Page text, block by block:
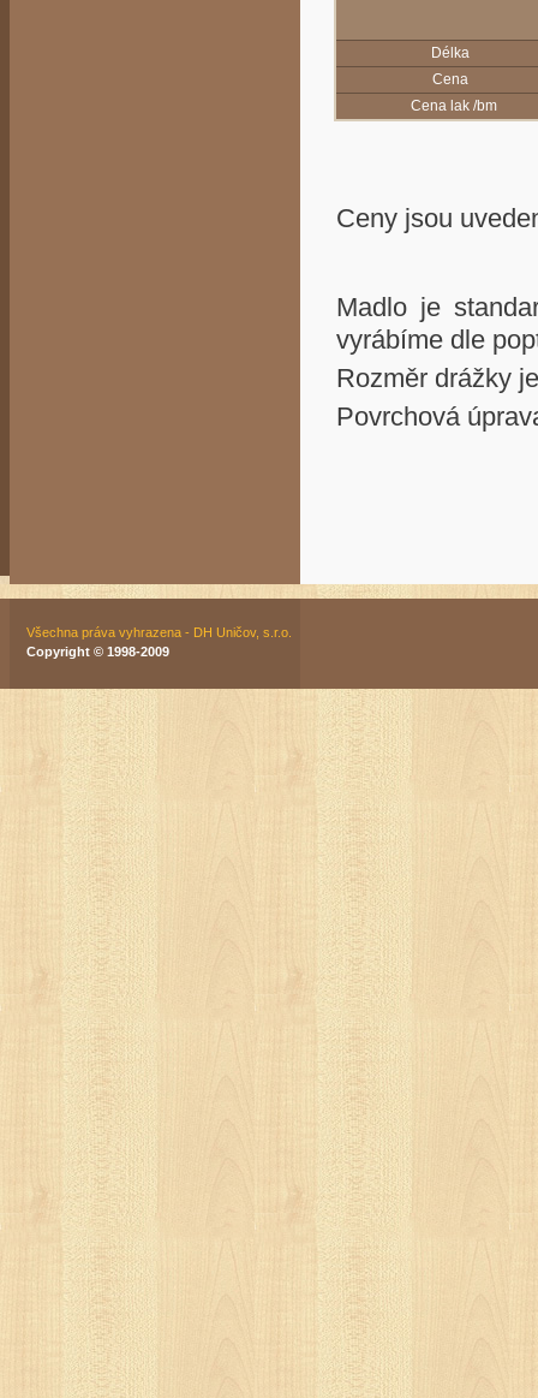
Délka
Cena
Cena lak /bm
Ceny jsou
Madlo je
vyrábíme dle
Rozměr drážky
Povrchová
Všechna práva vyhrazena - DH Uničov, s.r.o.
Copyright © 1998-2009